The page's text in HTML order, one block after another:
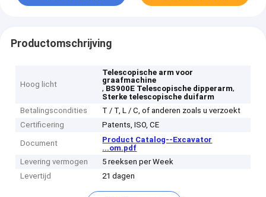
Productomschrijving
Hoog licht
Telescopische arm voor
graafmachine
, BS900E Telescopische dipperarm,
Sterke telescopische duifarm
Betalingscondities
T / T, L / C, of anderen zoals u verzoekt
Certificering
Patents, ISO, CE
Document
Product Catalog--Excavator
...om.pdf
Levering vermogen
5 reeksen per Week
Levertijd
21 dagen